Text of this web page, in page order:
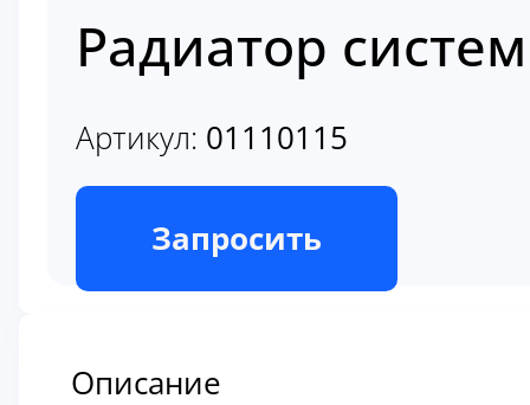
Радиатор
Артикул: 01110115
В наличии
Запросить
Описание